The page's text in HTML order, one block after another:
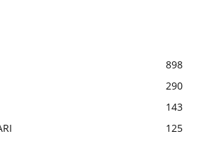
898
290
143
125